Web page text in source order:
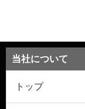
当社について
トップ